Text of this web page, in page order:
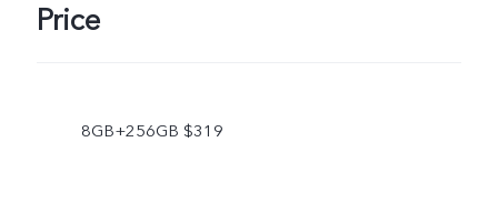
Price
8GB+256GB $319